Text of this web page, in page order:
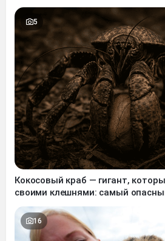
5
Кокосовый краб — гигант,
своими клешнями: самый
16